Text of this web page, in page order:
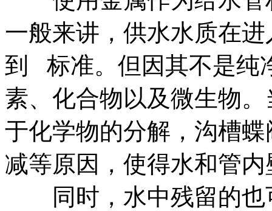
一般来讲，供水水质在
到 标准。但因其不是纯
素、化合物以及微生物
于化学物的分解，沟槽
减等原因，使得水和管
同时，水中残留的也